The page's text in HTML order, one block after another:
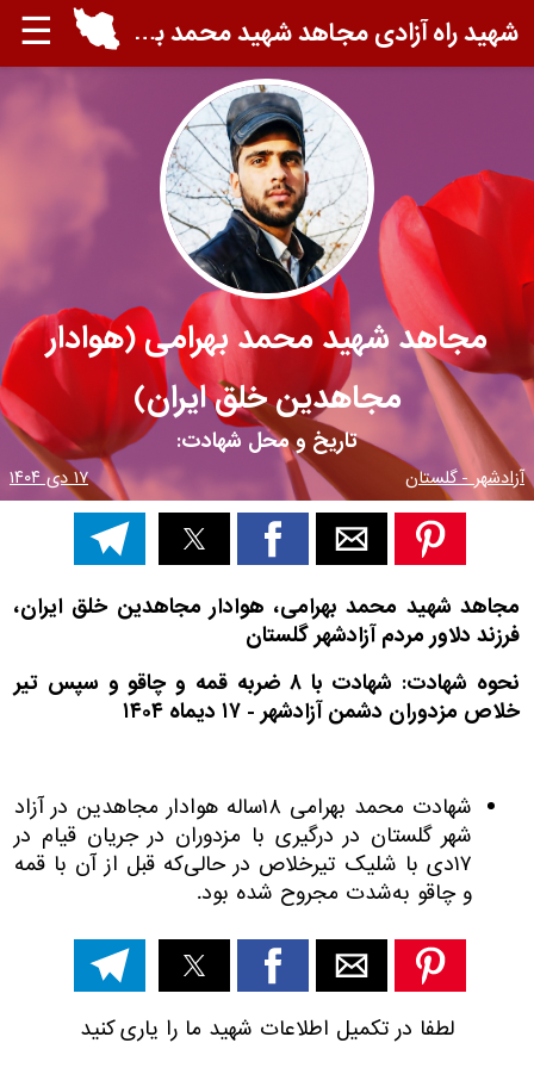
☰ شهید راه آزادی مجاهد شهید محمد بهرامی (هوادار مجاهدين خلق ايران)
مجاهد شهید محمد بهرامی (هوادار
مجاهدين خلق ايران)
تاریخ و محل شهادت:
آزادشهر - گلستان ۱۷ دی ۱۴۰۴
مجاهد شهید محمد بهرامی، هوادار مجاهدین خلق ایران،
فرزند دلاور مردم آزادشهر گلستان
نحوه شهادت: شهادت با ۸ ضربه قمه و چاقو
و سپس تیر
خلاص مزدوران دشمنآزادشهر - ۱۷ دیماه ۱۴۰۴
شهادت محمد بهرامی ۱۸ساله هوادار مجاهدین در آزاد
شهر گلستان در درگیری با مزدوران در جریان قیام در
۱۷دی با شلیک تیرخلاص در حالی‌که قبل از آن با قمه
و چاقو به‌شدت مجروح شده بود.
لطفا در تکمیل اطلاعات شهید ما را یاری کنید